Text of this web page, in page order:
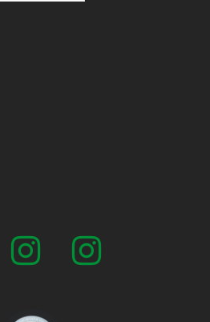
SchützenvereinSpielmannszug